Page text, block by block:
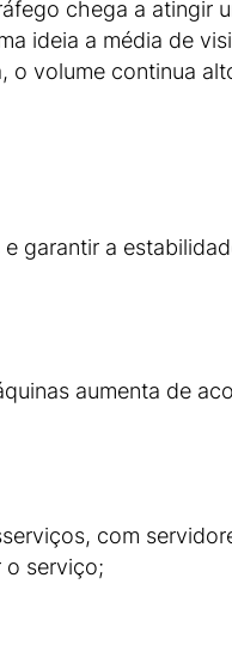
chega a atingir
ideia a média de
o volume continua
garantir a
aumenta de
com
o serviço;